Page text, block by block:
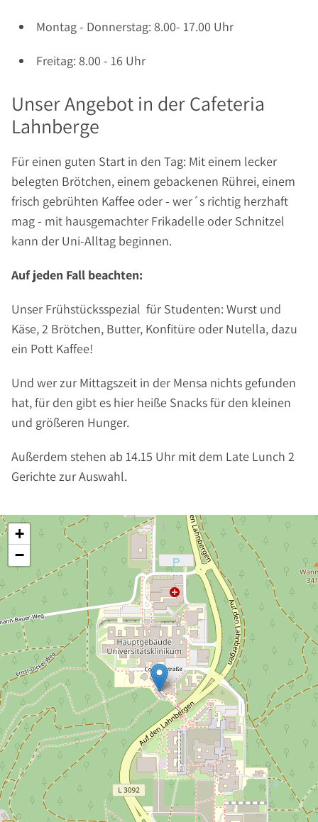
Montag - Donnerstag: 8.00- 17.00 Uhr
Freitag: 8.00 - 16 Uhr
Unser Angebot in der Cafeteria
Lahnberge
Für einen guten Start in den Tag: Mit einem lecker
belegten Brötchen, einem gebackenen Rührei, einem
frisch gebrühten Kaffee oder - wer´s richtig herzhaft
mag - mit hausgemachter Frikadelle oder Schnitzel
kann der Uni-Alltag beginnen.
Auf jeden Fall beachten:
Unser Frühstücksspezial für Studenten: Wurst und
Käse, 2 Brötchen, Butter, Konfitüre oder Nutella, dazu
ein Pott Kaffee!
Und wer zur Mittagszeit in der Mensa nichts gefunden
hat, für den gibt es hier heiße Snacks für den kleinen
und größeren Hunger.
Außerdem stehen ab 14.15 Uhr mit dem Late Lunch 2
Gerichte zur Auswahl.
+
−